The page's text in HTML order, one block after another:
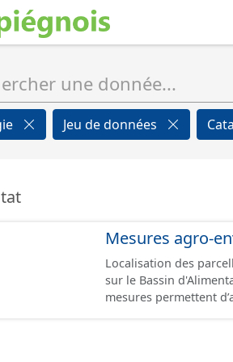
Jeu de données
Mesures agro-
Localisation des
sur le Bassin
mesures permettent